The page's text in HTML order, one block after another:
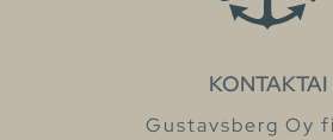
KONTAKTAI
Gustavsberg Oy